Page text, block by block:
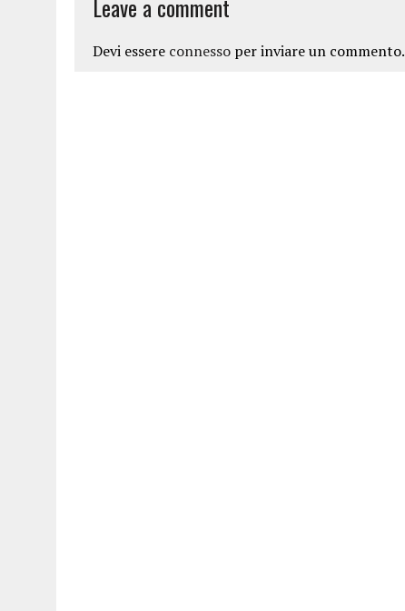
Leave a comment
Devi essere connesso per inviare un commento.